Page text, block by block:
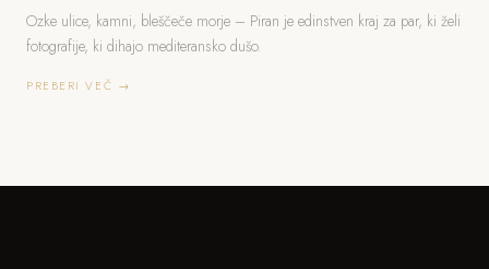
Ozke ulice, kamni, bleščeče morje – Piran je edinstven kraj za par, ki želi
fotografije, ki dihajo mediteransko dušo.
PREBERI VEČ →